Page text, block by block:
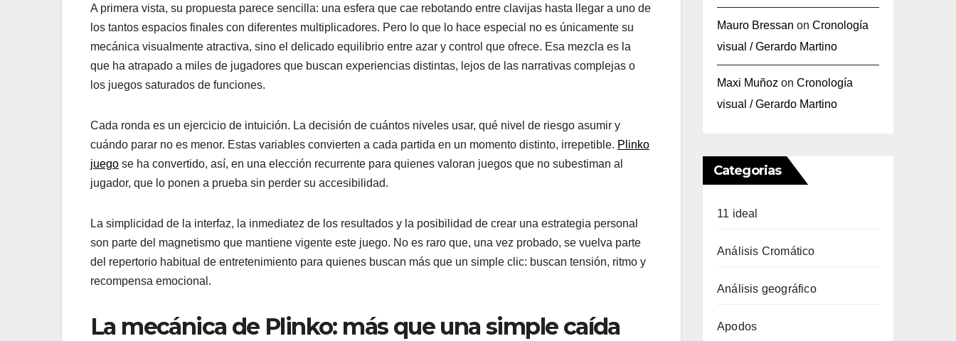
A primera vista, su propuesta parece sencilla: una esfera que cae rebotando entre clavijas hasta llegar a uno de
los tantos espacios finales con diferentes multiplicadores. Pero lo que lo hace especial no es únicamente su
mecánica visualmente atractiva, sino el delicado equilibrio entre azar y control que ofrece. Esa mezcla es la
que ha atrapado a miles de jugadores que buscan experiencias distintas, lejos de las narrativas complejas o
los juegos saturados de funciones.
Cada ronda es un ejercicio de intuición. La decisión de cuántos niveles usar, qué nivel de riesgo asumir y
cuándo parar no es menor. Estas variables convierten a cada partida en un momento distinto, irrepetible. Plinko
juego se ha convertido, así, en una elección recurrente para quienes valoran juegos que no subestiman al
jugador, que lo ponen a prueba sin perder su accesibilidad.
La simplicidad de la interfaz, la inmediatez de los resultados y la posibilidad de crear una estrategia personal
son parte del magnetismo que mantiene vigente este juego. No es raro que, una vez probado, se vuelva parte
del repertorio habitual de entretenimiento para quienes buscan más que un simple clic: buscan tensión, ritmo y
recompensa emocional.
La mecánica de Plinko: más que una simple caída
Mauro Bressan on Cronología
visual / Gerardo Martino
Maxi Muñoz on Cronología
visual / Gerardo Martino
Categorias
11 ideal
Análisis Cromático
Análisis geográfico
Apodos